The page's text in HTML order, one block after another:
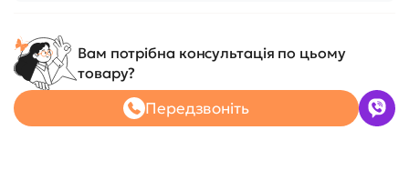
Вам потрібна консультація по цьому
товару?
Передзвоніть